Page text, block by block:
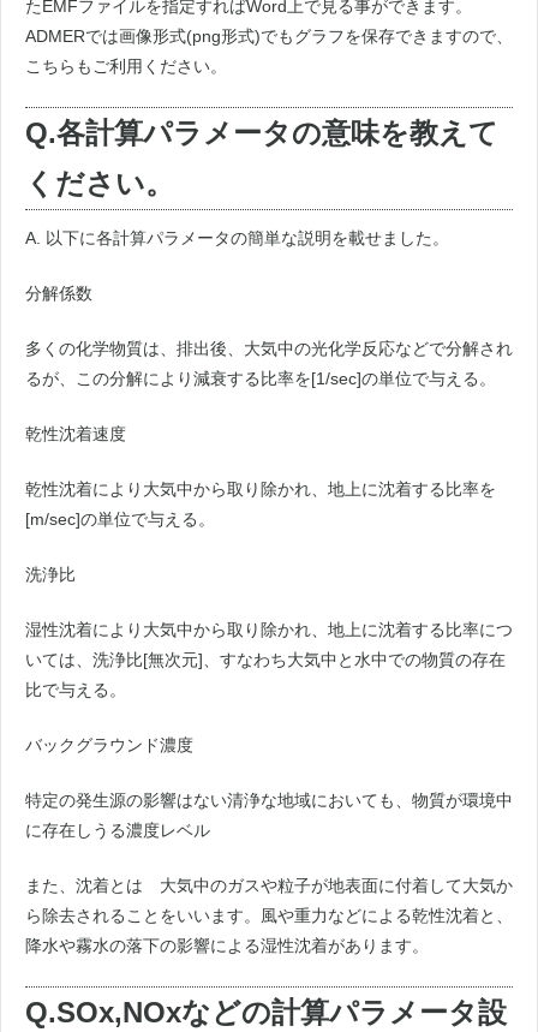
たEMFファイルを指定すればWord上で見る事ができます。
ADMERでは画像形式(png形式)でもグラフを保存できますので、
こちらもご利用ください。
Q.各計算パラメータの意味を教えて
ください。
A. 以下に各計算パラメータの簡単な説明を載せました。
分解係数
多くの化学物質は、排出後、大気中の光化学反応などで分解され
るが、この分解により減衰する比率を[1/sec]の単位で与える。
乾性沈着速度
乾性沈着により大気中から取り除かれ、地上に沈着する比率を
[m/sec]の単位で与える。
洗浄比
湿性沈着により大気中から取り除かれ、地上に沈着する比率につ
いては、洗浄比[無次元]、すなわち大気中と水中での物質の存在
比で与える。
バックグラウンド濃度
特定の発生源の影響はない清浄な地域においても、物質が環境中
に存在しうる濃度レベル
また、沈着とは 大気中のガスや粒子が地表面に付着して大気か
ら除去されることをいいます。風や重力などによる乾性沈着と、
降水や霧水の落下の影響による湿性沈着があります。
Q.SOx,NOxなどの計算パラメータ設